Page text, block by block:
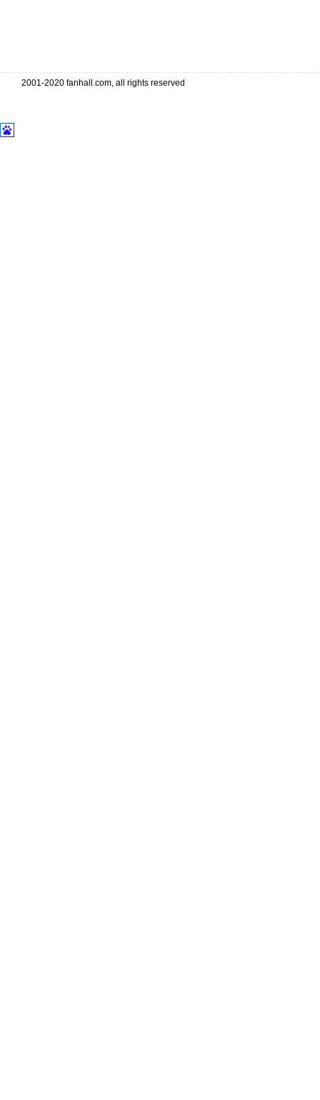
2001-2020 fanhall.com, all rights reserved